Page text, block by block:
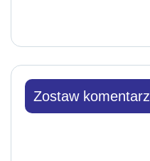
Zostaw komentarz